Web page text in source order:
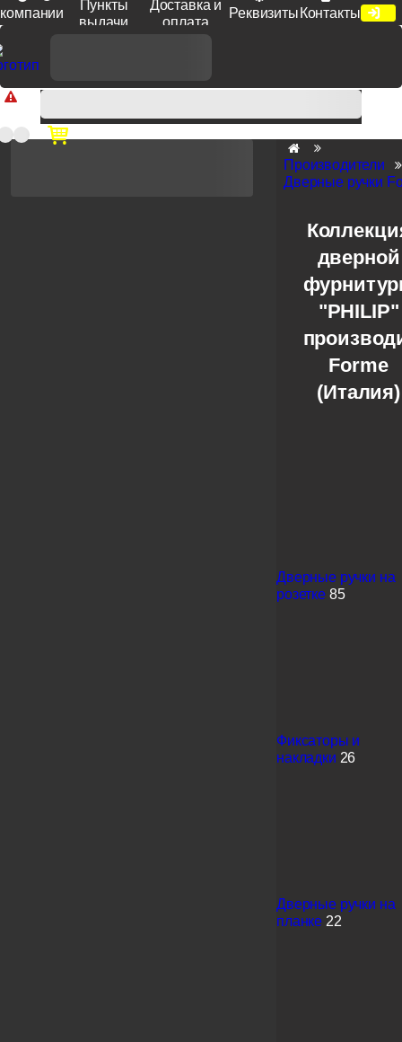
компании
Пункты
выдачи
Доставка и
оплата
Реквизиты Контакты
Доп. скидка от цен на сайте 7% при заказе от 50 тыс. руб
продукции Venezia, Fratelli, Tupai, Extreza, Melodia, Forme при
оплате по счету.
Производители
Дверные ручки
дверной
"PHILIP"
Forme
(Италия)
Дверные ручки на
розетке 85
Фиксаторы и
накладки 26
Дверные ручки на
планке 22